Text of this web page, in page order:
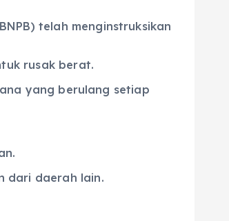
telah menginstruksikan
rusak berat.
yang berulang setiap
dari daerah lain.